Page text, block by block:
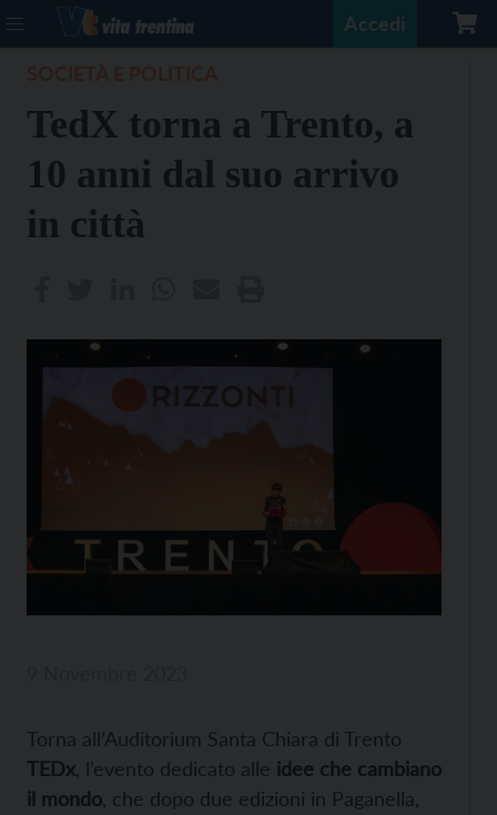
Accedi
TedX torna a Trento, a
10 anni dal suo arrivo
in città
Torna all’Auditorium Santa Chiara di Trento
TEDx , l’evento dedicato alle idee che cambiano
il mondo , che dopo due edizioni in Paganella,